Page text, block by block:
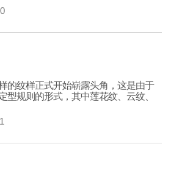
的纹样正式开始崭露头角，这是由于
型规则的形式，其中莲花纹、云纹、